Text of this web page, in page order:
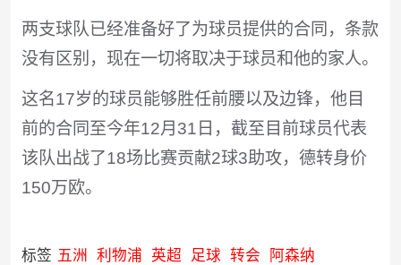
两支球队已经准备好了为球员提供的合同，条款
没有区别，现在一切将取决于球员和他的家人。
这名17岁的球员能够胜任前腰以及边锋，他目
前的合同至今年12月31日，截至目前球员代表
该队出战了18场比赛贡献2球3助攻，德转身价
150万欧。
标签 五洲 利物浦 英超 足球 转会 阿森纳